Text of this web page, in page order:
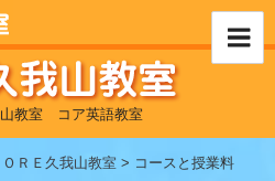
山教室 コア英語教室
ＯＲＥ久我山教室 > コースと授業料